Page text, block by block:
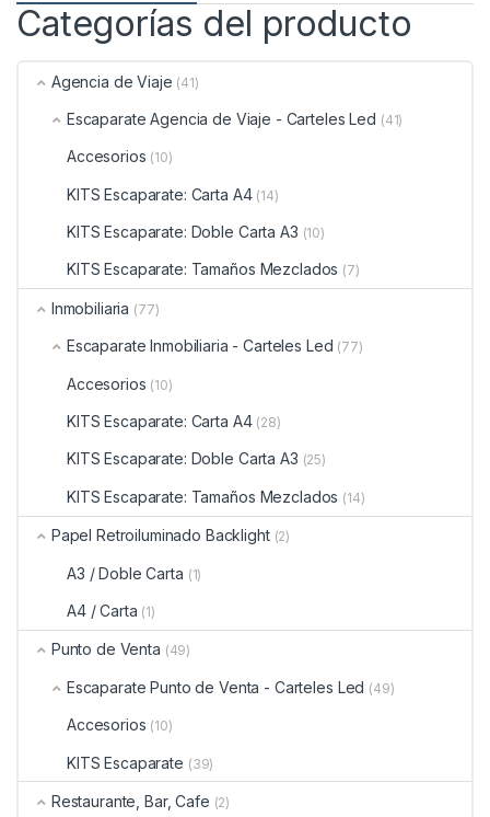
Categorías del producto
Agencia de Viaje (41)
Escaparate Agencia de Viaje - Carteles Led (41)
Accesorios (10)
KITS Escaparate: Carta A4 (14)
KITS Escaparate: Doble Carta A3 (10)
KITS Escaparate: Tamaños Mezclados (7)
Inmobiliaria (77)
Escaparate Inmobiliaria - Carteles Led (77)
Accesorios (10)
KITS Escaparate: Carta A4 (28)
KITS Escaparate: Doble Carta A3 (25)
KITS Escaparate: Tamaños Mezclados (14)
Papel Retroiluminado Backlight (2)
A3 / Doble Carta (1)
A4 / Carta (1)
Punto de Venta (49)
Escaparate Punto de Venta - Carteles Led (49)
Accesorios (10)
KITS Escaparate (39)
Restaurante, Bar, Cafe (2)